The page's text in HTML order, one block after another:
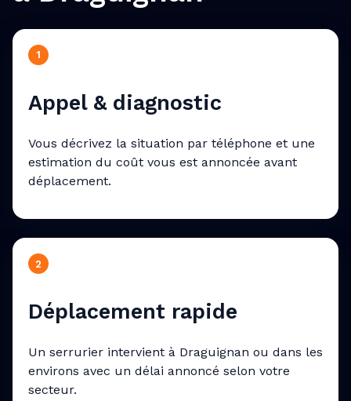
1
Appel & diagnostic
Vous décrivez la situation par téléphone et une
estimation du coût vous est annoncée avant
déplacement.
2
Déplacement rapide
Un serrurier intervient à Draguignan ou dans les
environs avec un délai annoncé selon votre
secteur.